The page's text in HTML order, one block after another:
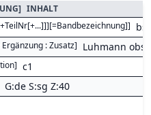
] INHALT
]
: Zusatz] Luhmann
] c1
G:de S:sg Z:40